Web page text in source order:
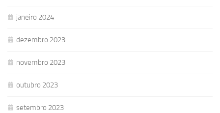
janeiro 2024
dezembro 2023
novembro 2023
outubro 2023
setembro 2023